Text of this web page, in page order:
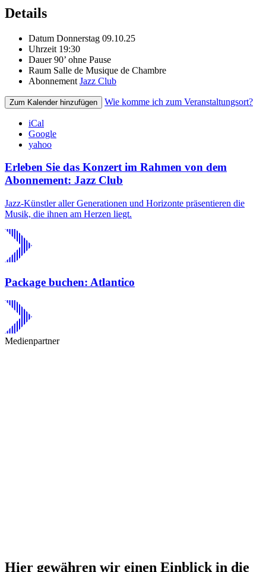
Details
Datum Donnerstag 09.10.25
Uhrzeit 19:30
Dauer 90’ ohne Pause
Raum Salle de Musique de Chambre
Abonnement Jazz Club
Zum Kalender hinzufügen Wie komme ich zum Veranstaltungsort?
iCal
Google
yahoo
Erleben Sie das Konzert im Rahmen von dem
Abonnement: Jazz Club
Jazz-Künstler aller Generationen und Horizonte präsentieren die
Musik, die ihnen am Herzen liegt.
Package buchen: Atlantico
Medienpartner
Hier gewähren wir einen Einblick in die